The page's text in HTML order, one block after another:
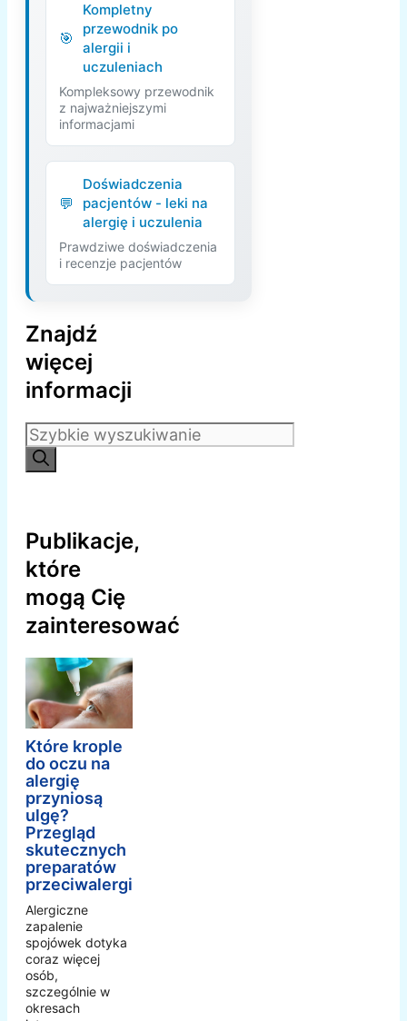
Kompletny
przewodnik po
alergii i
uczuleniach
Kompleksowy przewodnik
z najważniejszymi
informacjami
Doświadczenia
pacjentów - leki na
alergię i uczulenia
Prawdziwe doświadczenia
i recenzje pacjentów
Znajdź
więcej
informacji
Szukaj:
Publikacje,
które
mogą Cię
zainteresować
Które krople
do oczu na
alergię
przyniosą
ulgę?
Przegląd
skutecznych
preparatów
przeciwalergicznych
Alergiczne
zapalenie
spojówek dotyka
coraz więcej
osób,
szczególnie w
okresach